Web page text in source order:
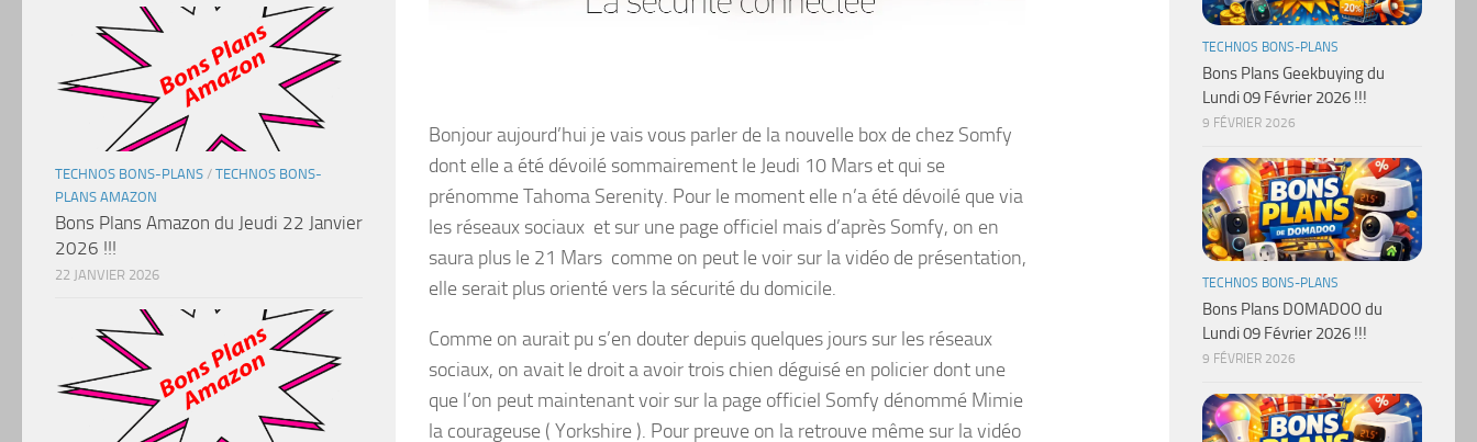
Bonjour aujourd’hui je vais vous parler de la nouvelle box de chez Somfy
dont elle a été dévoilé sommairement le Jeudi 10 Mars et qui se
prénomme Tahoma Serenity. Pour le moment elle n’a été dévoilé que via
les réseaux sociaux et sur une page officiel mais d’après Somfy, on en
saura plus le 21 Mars comme on peut le voir sur la vidéo de présentation,
elle serait plus orienté vers la sécurité du domicile.
Comme on aurait pu s’en douter depuis quelques jours sur les réseaux
sociaux, on avait le droit a avoir trois chien déguisé en policier dont une
que l’on peut maintenant voir sur la page officiel Somfy dénommé Mimie
la courageuse ( Yorkshire ). Pour preuve on la retrouve même sur la vidéo
TECHNOS BONS-PLANS / TECHNOS BONS-
PLANS AMAZON
Bons Plans Amazon du Jeudi 22 Janvier
2026 !!!
22 JANVIER 2026
TECHNOS BONS-PLANS
Bons Plans Geekbuying du
Lundi 09 Février 2026 !!!
9 FÉVRIER 2026
TECHNOS BONS-PLANS
Bons Plans DOMADOO du
Lundi 09 Février 2026 !!!
9 FÉVRIER 2026